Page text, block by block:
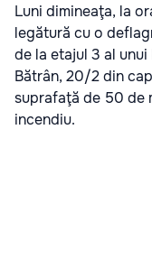
Luni dimineaţa, la
legătură cu o
de la etajul 3 al
Bătrân, 20/2 din
suprafaţă de 50 de
incendiu.